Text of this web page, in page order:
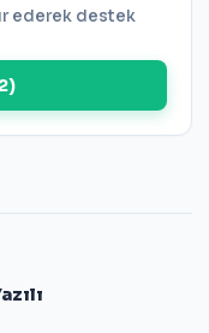
ederek destek
2)